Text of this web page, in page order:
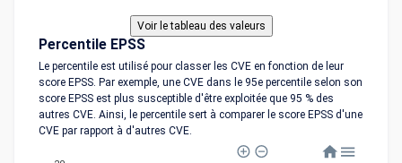
Percentile EPSS
Le percentile est utilisé pour classer les CVE en fonction de leur
score EPSS. Par exemple, une CVE dans le 95e percentile selon son
score EPSS est plus susceptible d'être exploitée que 95 % des
autres CVE. Ainsi, le percentile sert à comparer le score EPSS d'une
CVE par rapport à d'autres CVE.